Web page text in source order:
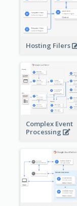
Hosting Filers
Complex Event
Processing